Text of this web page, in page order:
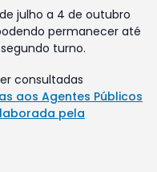
julho a 4 de outubro
permanecer até
turno.
consultadas
aos Agentes Públicos
pela